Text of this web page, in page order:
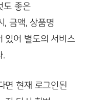
도 좋은
, 금액, 상품명
있어 별도의 서비스
.
면 현재 로그인된